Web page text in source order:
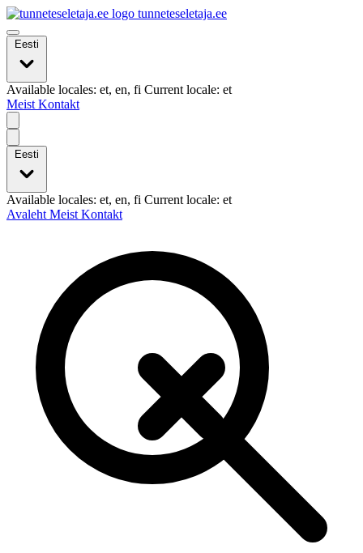
tunneteseletaja.ee
Eesti
Available locales: et, en, fi Current locale: et
Meist Kontakt
Eesti
Available locales: et, en, fi Current locale: et
Avaleht Meist Kontakt